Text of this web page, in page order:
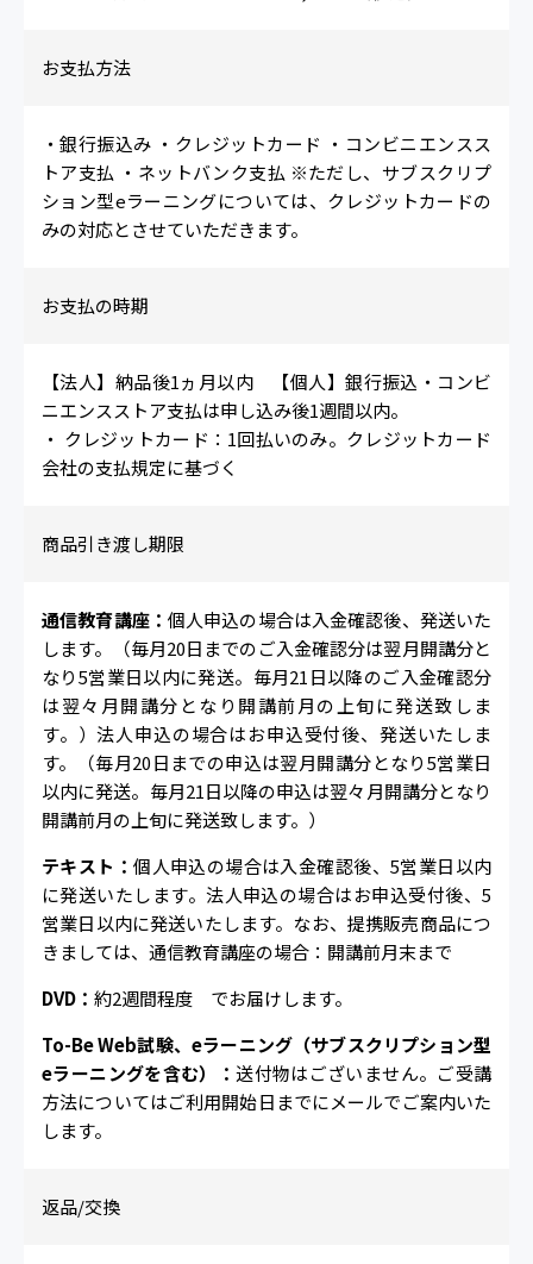
お支払方法
・銀行振込み ・クレジットカード ・コンビニエンスス
トア支払 ・ネットバンク支払 ※ただし、サブスクリプ
ション型eラーニングについては、クレジットカードの
みの対応とさせていただきます。
お支払の時期
【法人】納品後1ヵ月以内 【個人】銀行振込・コンビ
ニエンスストア支払は申し込み後1週間以内。
・ クレジットカード：1回払いのみ。クレジットカード
会社の支払規定に基づく
商品引き渡し期限
通信教育講座： 個人申込の場合は入金確認後、発送いた
します。（毎月20日までのご入金確認分は翌月開講分と
なり5営業日以内に発送。毎月21日以降のご入金確認分
は翌々月開講分となり開講前月の上旬に発送致しま
す。）法人申込の場合はお申込受付後、発送いたしま
す。（毎月20日までの申込は翌月開講分となり5営業日
以内に発送。毎月21日以降の申込は翌々月開講分となり
開講前月の上旬に発送致します。）
テキスト：個人申込の場合は入金確認後、5営業日以内
に発送いたします。法人申込の場合はお申込受付後、5
営業日以内に発送いたします。なお、提携販売商品につ
きましては、通信教育講座の場合：開講前月末まで
DVD： 約2週間程度 でお届けします。
To-Be Web試験、eラーニング（サブスクリプション型
eラーニングを含む）：送付物はございません。ご受講
方法についてはご利用開始日までにメールでご案内いた
します。
返品/交換